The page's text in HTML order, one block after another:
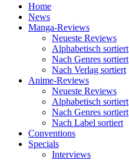
Home
News
Manga-Reviews
Neueste Reviews
Alphabetisch sortiert
Nach Genres sortiert
Nach Verlag sortiert
Anime-Reviews
Neueste Reviews
Alphabetisch sortiert
Nach Genres sortiert
Nach Label sortiert
Conventions
Specials
Interviews